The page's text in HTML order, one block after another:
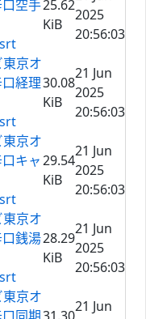
空手25.62
KiB
2025
20:56:03
京オ
経理30.08
KiB
21 Jun
2025
20:56:03
京オ
キャ29.54
KiB
21 Jun
2025
20:56:03
京オ
銭湯28.29
KiB
21 Jun
2025
20:56:03
京オ
21 Jun